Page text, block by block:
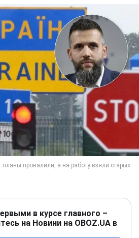
в курсе главного –
на Новини на OBOZ.UA в